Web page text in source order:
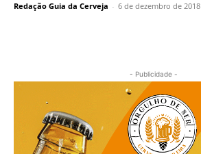
Redação Guia da Cerveja - 6 de dezembro de 2018
- Publicidade -